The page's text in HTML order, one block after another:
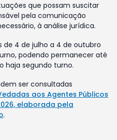
que possam suscitar
pela comunicação
à análise jurídica.
de 4 de julho a 4 de outubro
podendo permanecer até
haja segundo turno.
ser consultadas
aos Agentes Públicos
elaborada pela
.